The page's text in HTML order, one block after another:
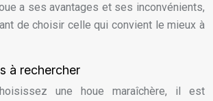
a ses avantages et ses inconvénients,
de choisir celle qui convient le mieux à
à rechercher
une houe maraîchère, il est